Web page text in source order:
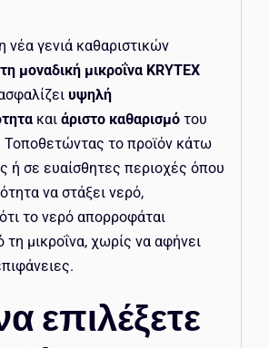
νέα γενιά καθαριστικών
τη μοναδική μικροΐνα KRYTEX
υψηλή
και άριστο καθαρισμότου
Τοποθετώντας το προϊόν κάτω
ή σε ευαίσθητες περιοχές όπου
να στάξει νερό,
το νερό απορροφάται
μικροΐνα, χωρίς να αφήνει
επιλέξετε